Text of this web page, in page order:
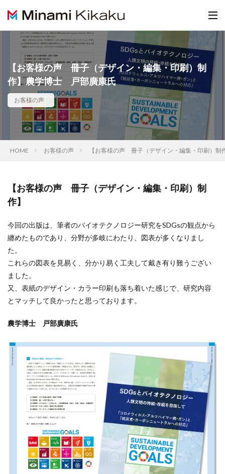
【お客様の声 冊子（デザイン・編集・印刷）制
作】農学博士 戸部廣康氏
お客様の声
HOME お客様の声 【お客様の声 冊子（デザイン・編集・印刷）
【お客様の声 冊子（デザイン・編集・印刷）制
作】
今回の出版は、筆者のバイオテクノロジー研究をSDGsの観点から
纏めたものであり、分野が多岐にわたり、図表が多くなりまし
た。
これらの図表を見易く、分かり易く工夫して戴き有り難うござい
ました。
又、表紙のデザイン・カラー印刷も落ち着いた感じで、研究内容
とマッチして良かったと思っております。
農学博士 戸部廣康氏